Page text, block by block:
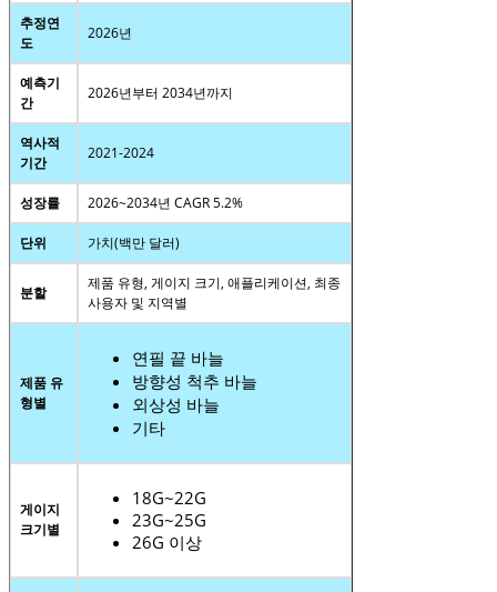
추정연
도
2026년
예측기
간
2026년부터 2034년까지
역사적
기간
2021-2024
성장률 2026~2034년 CAGR 5.2%
단위 가치(백만 달러)
분할
제품 유형, 게이지 크기, 애플리케이션, 최종
사용자 및 지역별
제품 유
형별
연필 끝 바늘
방향성 척추 바늘
외상성 바늘
기타
게이지
크기별
18G~22G
23G~25G
26G 이상